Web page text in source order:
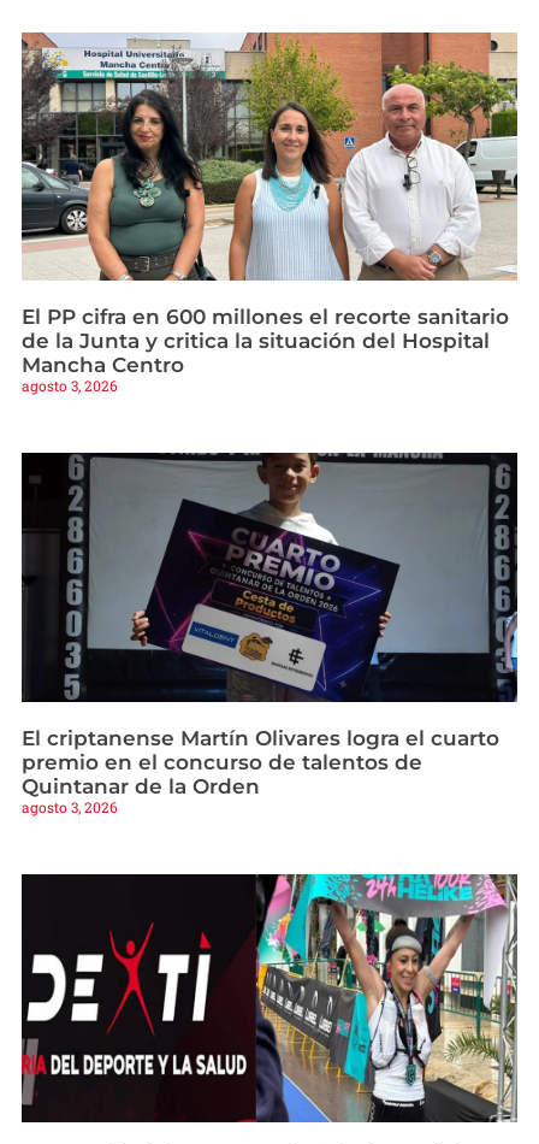
El PP cifra en 600 millones el recorte sanitario
de la Junta y critica la situación del Hospital
Mancha Centro
agosto 3, 2026
El criptanense Martín Olivares logra el cuarto
premio en el concurso de talentos de
Quintanar de la Orden
agosto 3, 2026